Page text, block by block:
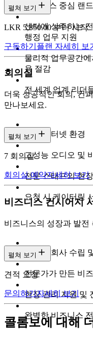
비즈니스 중심 랜
센터에 상주하는
행정 업무 지원
물리적 업무공간
용 절감
전 세계 업계 리더
펼쳐 보기
LKR 5,850.00 부터 시작
구독하기 플랜 자세히 보
회의실
더욱 성공적인 회의, 컨
만나보세요.
고속 인터넷 환경
고성능 오디오 및
전문 스태프의 현
요청 시 케이터링
펼쳐 보기
7 회의실
회의실 예약자세히 보기
비즈니스 컨시어지
비즈니스의 성장과 발전
전문가 회사 수립
전문가가 만든 비
현장 관리 지원 및
완벽한 비즈니스
펼쳐 보기
견적 요청
문의하기자세히 보기
콜롬보에 대해